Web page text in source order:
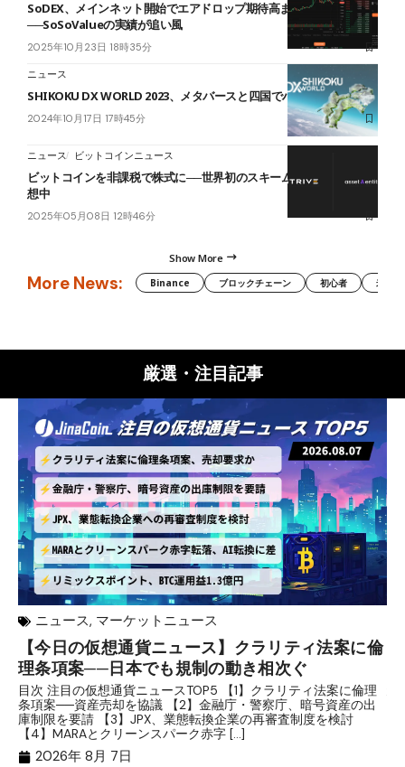
SoDEX、メインネット開始でエアドロップ期待高まる
──SoSoValueの実績が追い風
2025年10月23日 18時35分
ニュース
SHIKOKU DX WORLD 2023、メタバースと四国でハイブリット開催
2024年10月17日 17時45分
ニュース ビットコインニュース
ビットコインを非課税で株式に──世界初のスキーム型上場企業を構
想中
2025年05月08日 12時46分
Show More
More News: Binance ブロックチェーン 初心者 米国
厳選・注目記事
ニュース, マーケットニュース
【今日の仮想通貨ニュース】クラリティ法案に倫
理条項案──日本でも規制の動き相次ぐ
目次 注目の仮想通貨ニュースTOP5 【1】クラリティ法案に倫理
条項案──資産売却を協議 【2】金融庁・警察庁、暗号資産の出
庫制限を要請 【3】JPX、業態転換企業の再審査制度を検討
【4】MARAとクリーンスパーク赤字 […]
2026年 8月 7日